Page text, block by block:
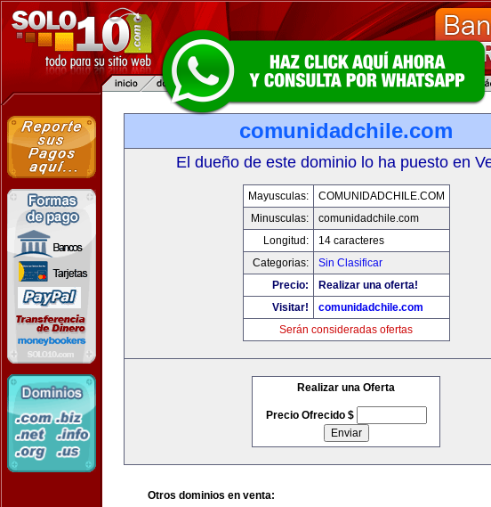
comunidadchile.com
El dueño de este dominio lo ha puesto en
Mayusculas:
COMUNIDADCHILE.COM
Minusculas:
comunidadchile.com
Longitud:
14 caracteres
Categorias:
Sin Clasificar
Precio:
Realizar una oferta!
Visitar!
comunidadchile.com
Serán consideradas ofertas
Realizar una Oferta
Precio Ofrecido $
Otros dominios en venta: